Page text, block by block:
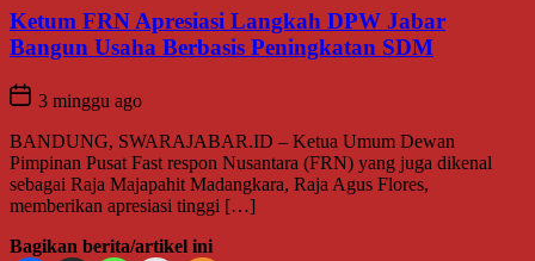
Ketum FRN Apresiasi Langkah DPW Jabar
Bangun Usaha Berbasis Peningkatan SDM
3 minggu ago
BANDUNG, SWARAJABAR.ID – Ketua Umum Dewan
Pimpinan Pusat Fast respon Nusantara (FRN) yang juga dikenal
sebagai Raja Majapahit Madangkara, Raja Agus Flores,
memberikan apresiasi tinggi […]
Bagikan berita/artikel ini